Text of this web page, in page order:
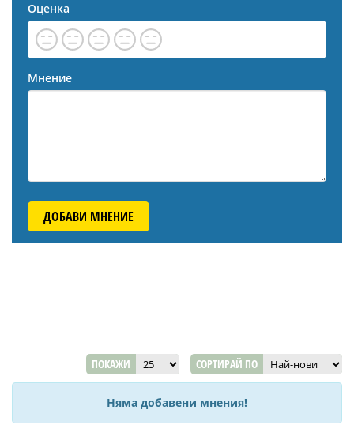
Оценка
Мнение
ДОБАВИ МНЕНИЕ
ПОКАЖИ СОРТИРАЙ ПО
Няма добавени мнения!